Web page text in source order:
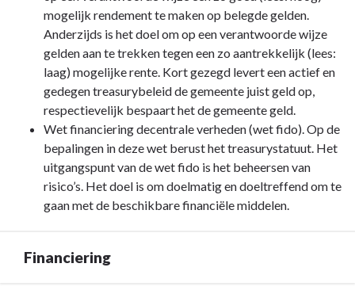
mogelijk rendement te maken op belegde gelden.
Anderzijds is het doel om op een verantwoorde wijze
gelden aan te trekken tegen een zo aantrekkelijk (lees:
laag) mogelijke rente. Kort gezegd levert een actief en
gedegen treasurybeleid de gemeente juist geld op,
respectievelijk bespaart het de gemeente geld.
Wet financiering decentrale verheden (wet fido). Op de
bepalingen in deze wet berust het treasurystatuut. Het
uitgangspunt van de wet fido is het beheersen van
risico’s. Het doel is om doelmatig en doeltreffend om te
gaan met de beschikbare financiële middelen.
Financiering